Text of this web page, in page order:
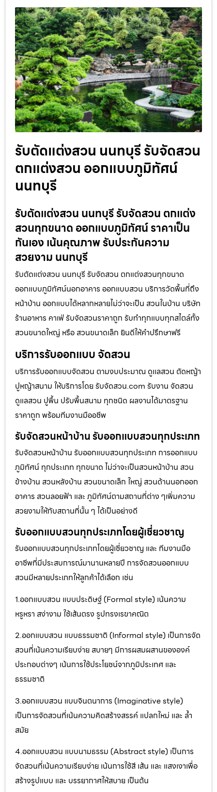
รับตัดแต่งสวน นนทบุรี รับจัดสวน
ตกแต่งสวน ออกแบบภูมิทัศน์
นนทบุรี
รับตัดแต่งสวน นนทบุรี รับจัดสวน ตกแต่ง
สวนทุกขนาด ออกแบบภูมิทัศน์ ราคาเป็น
กันเอง เน้นคุณภาพ รับประกันความ
สวยงาม นนทบุรี
รับตัดแต่งสวน นนทบุรี รับจัดสวน ตกแต่งสวนทุกขนาด
ออกแบบภูมิทัศน์นอกอาคาร ออกแบบสวน บริการวัดพื้นที่ถึง
หน้าบ้าน ออกแบบได้หลากหลายไม่ว่าจะเป็น สวนในบ้าน บริษัท
ร้านอาหาร คาเฟ่ รับจัดสวนราคาถูก รับทำทุกแบบทุกสไตล์ทั้ง
สวนขนาดใหญ่ หรือ สวนขนาดเล็ก ยินดีให้คำปรึกษาฟรี
บริการรับออกแบบ จัดสวน
บริการรับออกแบบจัดสวน ตามงบประมาณ ดูเเลสวน ตัดหญ้า
ปูหญ้าสนาม ให้บริการโดย รับจัดสวน.com รับงาน จัดสวน
ดูแลสวน ปูพื้น ปรับพื้นสนาม ทุกชนิด ผลงานได้มาตรฐาน
ราคาถูก พร้อมทีมงานมืออชีพ
รับจัดสวนหน้าบ้าน รับออกแบบสวนทุกประเภท
รับจัดสวนหน้าบ้าน รับออกแบบสวนทุกประเภท การออกแบบ
ภูมิทัศน์ ทุกประเภท ทุกขนาด ไม่ว่าจะเป็นสวนหน้าบ้าน สวน
ข้างบ้าน สวนหลังบ้าน สวนขนาดเล็ก ใหญ่ สวนด้านนอกออก
อาคาร สวนลอยฟ้า และ ภูมิทัศน์ตามสถานที่ต่าง ๆเพิ่มความ
สวยงามให้กับสถานที่นั้น ๆ ได้เป็นอย่างดี
รับออกแบบสวนทุกประเภทโดยผู้เชี่ยวชาญ
รับออกแบบสวนทุกประเภทโดยผู้เชี่ยวชาญ และ ทีมงานมือ
อาชีพที่มีประสบการณ์มานานหลายปี การจัดสวนออกแบบ
สวนมีหลายประเภทให้ลูกค้าได้เลือก เช่น
1.ออกแบบสวน แบบประดิษฐ์ (Formal style) เน้นความ
หรูหรา สง่างาม ใช้เส้นตรง รูปทรงเรขาคณิต
2.ออกแบบสวน แบบธรรมชาติ (Informal style) เป็นการจัด
สวนที่เน้นความเรียบง่าย สบายๆ มีการผสมผสานขององค์
ประกอบต่างๆ เน้นการใช้ประโยชน์จากภูมิประเทศ และ
ธรรมชาติ
3.ออกแบบสวน แบบจินตนาการ (Imaginative style)
เป็นการจัดสวนที่เน้นความคิดสร้างสรรค์ แปลกใหม่ และ ล้ำ
สมัย
4.ออกแบบสวน แบบนามธรรม (Abstract style) เป็นการ
จัดสวนที่เน้นความเรียบง่าย เน้นการใช้สี เส้น และ แสงเงาเพื่อ
สร้างรูปแบบ และ บรรยากาศให้สบาย เป็นต้น